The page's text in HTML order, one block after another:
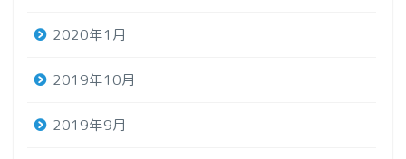
2020年1月
2019年10月
2019年9月